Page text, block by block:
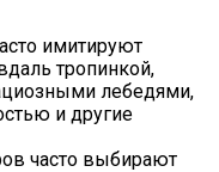
имитируют
тропинкой,
лебедями,
и другие
часто выбирают